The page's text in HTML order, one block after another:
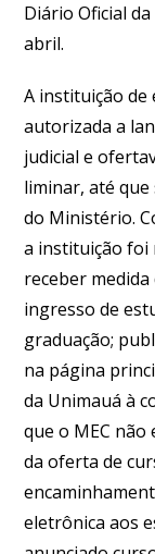
Diário Oficial
abril.
A instituição de
autorizada a
judicial e
liminar, até que
do Ministério.
a instituição foi
receber
ingresso de
graduação;
na página
da Unimauá à
que o MEC
da oferta de
eletrônica aos